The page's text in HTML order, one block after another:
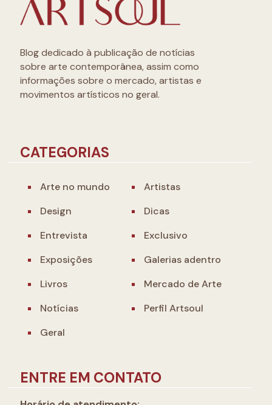
Blog dedicado à publicação de notícias
sobre arte contemporânea, assim como
informações sobre o mercado, artistas e
movimentos artísticos no geral.
CATEGORIAS
Arte no mundo
Artistas
Design
Dicas
Entrevista
Exclusivo
Exposições
Galerias adentro
Livros
Mercado de Arte
Notícias
Perfil Artsoul
Geral
ENTRE EM CONTATO